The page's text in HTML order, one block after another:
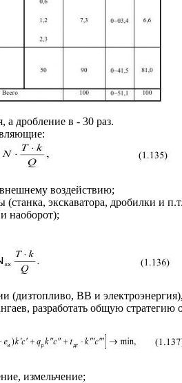
а дробление в - 30 раз.
воздействию;
экскаватора, дробилки и
наоборот);
(дизтопливо, BB и
разработать общую
измельчение;